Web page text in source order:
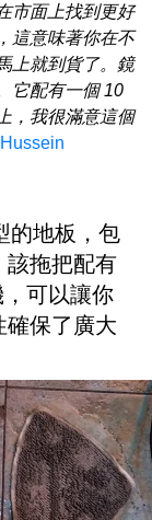
市面上找到更好
這意味著你在不
上就到貨了。鏡
它配有一個 10
，我很滿意這個
的地板，包
該拖把配有
可以讓你
確保了廣大